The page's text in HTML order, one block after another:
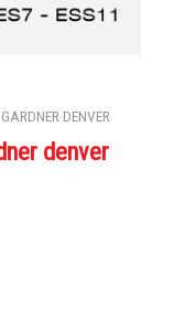
GARDNER DENVER
denver